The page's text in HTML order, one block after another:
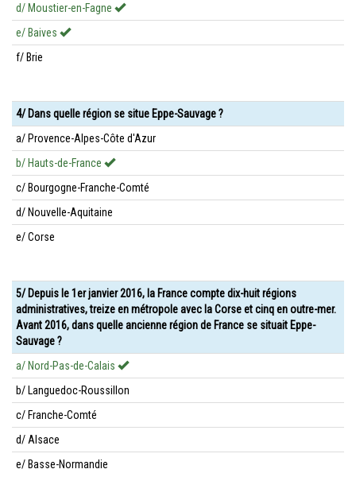
d/ Moustier-en-Fagne
e/ Baives
f/ Brie
4/ Dans quelle région se situe Eppe-Sauvage ?
a/ Provence-Alpes-Côte d'Azur
b/ Hauts-de-France
c/ Bourgogne-Franche-Comté
d/ Nouvelle-Aquitaine
e/ Corse
5/ Depuis le 1er janvier 2016, la France compte dix-huit régions
administratives, treize en métropole avec la Corse et cinq en outre-mer.
Avant 2016, dans quelle ancienne région de France se situait Eppe-
Sauvage ?
a/ Nord-Pas-de-Calais
b/ Languedoc-Roussillon
c/ Franche-Comté
d/ Alsace
e/ Basse-Normandie